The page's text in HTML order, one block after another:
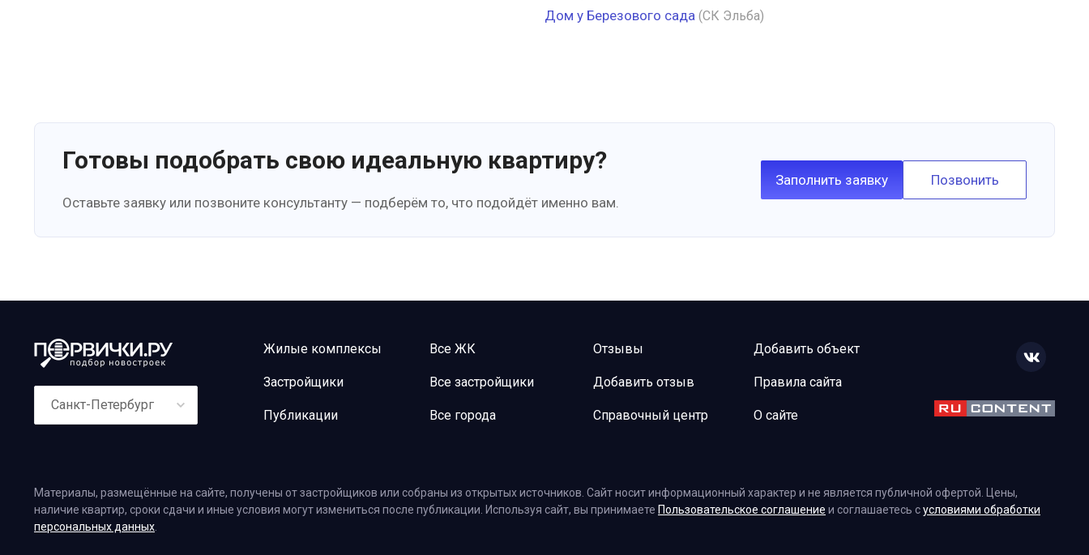
Дом у Березового сада (СК Эльба)
Готовы подобрать свою идеальную квартиру?
Оставьте заявку или позвоните консультанту — подберём то, что подойдёт именно вам.
Заполнить заявку Позвонить
Санкт-Петербург
Жилые комплексы
Застройщики
Публикации
Все ЖК
Все застройщики
Все города
Отзывы
Добавить отзыв
Справочный центр
Добавить объект
Правила сайта
О сайте
Материалы, размещённые на сайте, получены от застройщиков или собраны из открытых источников. Сайт носит информационный характер и не является публичной офертой. Цены,
наличие квартир, сроки сдачи и иные условия могут измениться после публикации. Используя сайт, вы принимаете Пользовательское соглашение и соглашаетесь сусловиями обработки
персональных данных